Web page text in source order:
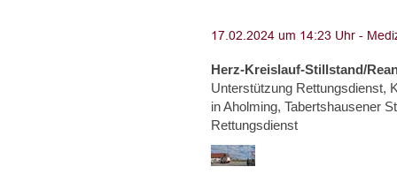
Herz-Kreislauf-Stillstand/
Unterstützung Rettungsdienst,
in Aholming, Tabertshausener
Rettungsdienst